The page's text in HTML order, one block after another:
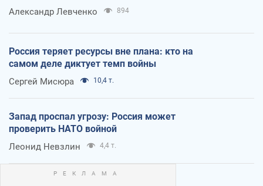
Александр Левченко 894
Россия теряет ресурсы вне плана: кто на
самом деле диктует темп войны
Сергей Мисюра 10,4 т.
Запад проспал угрозу: Россия может
проверить НАТО войной
Леонид Невзлин 4,4 т.